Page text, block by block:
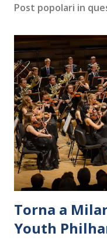
Post popolari in
Torna a
Youth